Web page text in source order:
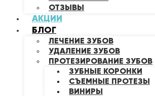
ОТЗЫВЫ
АКЦИИ
БЛОГ
ЛЕЧЕНИЕ ЗУБОВ
УДАЛЕНИЕ ЗУБОВ
ПРОТЕЗИРОВАНИЕ ЗУБОВ
ЗУБНЫЕ КОРОНКИ
СЪЕМНЫЕ ПРОТЕЗЫ
ВИНИРЫ